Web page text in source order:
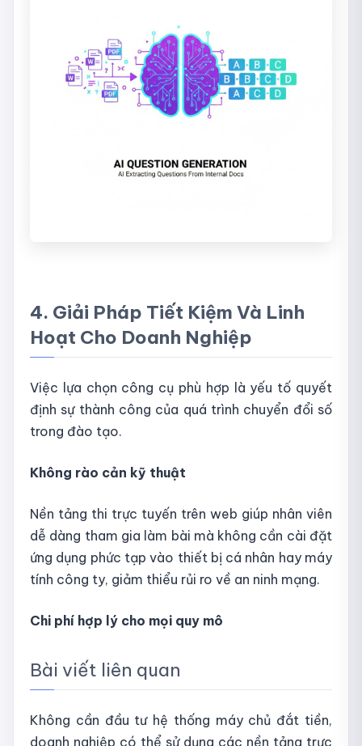
4. Giải Pháp Tiết Kiệm Và Linh
Hoạt Cho Doanh Nghiệp
Việc lựa chọn công cụ phù hợp là yếu tố quyết
định sự thành công của quá trình chuyển đổi số
trong đào tạo.
Không rào cản kỹ thuật
Nền tảng thi trực tuyến trên web giúp nhân viên
dễ dàng tham gia làm bài mà không cần cài đặt
ứng dụng phức tạp vào thiết bị cá nhân hay máy
tính công ty, giảm thiểu rủi ro về an ninh mạng.
Chi phí hợp lý cho mọi quy mô
Bài viết liên quan
Không cần đầu tư hệ thống máy chủ đắt tiền,
doanh nghiệp có thể sử dụng các nền tảng trực